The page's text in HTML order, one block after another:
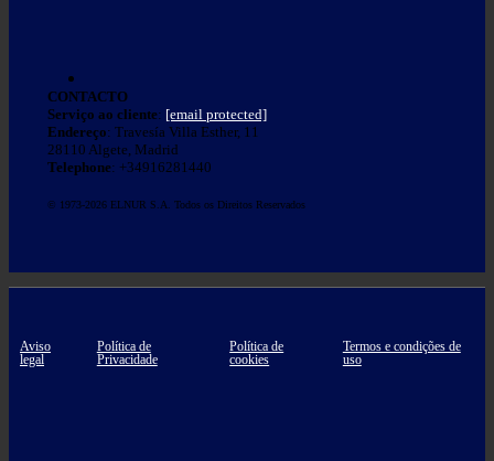
CONTACTO
Serviço ao cliente: [email protected]
Endereço: Travesía Villa Esther, 11
28110 Algete, Madrid
Telephone: +34916281440
© 1973-2026 ELNUR S.A. Todos os Direitos Reservados
Aviso
legal
Política de
Privacidade
Política de
cookies
Termos e condições de
uso